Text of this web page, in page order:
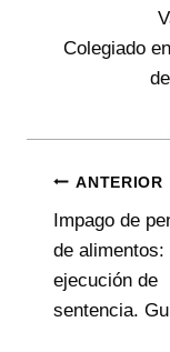
Colegiado
de
entradas
ANTERIOR
Impago de
de alimentos:
ejecución de
sentencia.